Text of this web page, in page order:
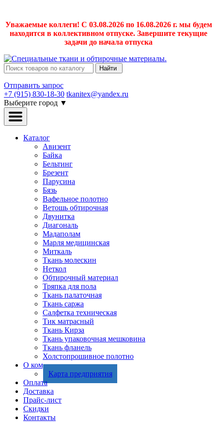
Уважаемые коллеги! С 03.08.2026 по 16.08.2026 г. мы будем
находится в коллективном отпуске. Завершите текущие
задачи до начала отпуска
Найти
Отправить запрос
+7 (915) 830-18-30 tkanitex@yandex.ru
Выберите город ▼
Каталог
Авизент
Байка
Бельтинг
Брезент
Парусина
Бязь
Вафельное полотно
Ветошь обтирочная
Двунитка
Диагональ
Мадаполам
Марля медицинская
Миткаль
Ткань молескин
Неткол
Обтирочный материал
Тряпка для пола
Ткань палаточная
Ткань саржа
Салфетка техническая
Тик матрасный
Ткань Кирза
Ткань упаковочная мешковина
Ткань фланель
Холстопрошивное полотно
О компании
Карта предприятия
Оплата
Доставка
Прайс-лист
Скидки
Контакты